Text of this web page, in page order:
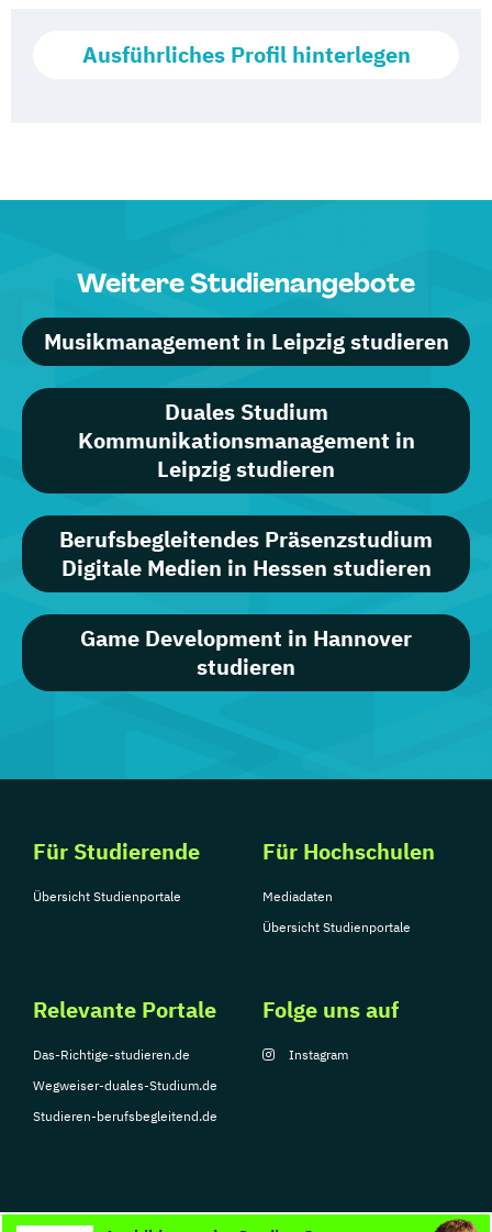
Ausführliches Profil hinterlegen
Weitere Studienangebote
Musikmanagement in Leipzig studieren
Duales Studium
Kommunikationsmanagement in
Leipzig studieren
Berufsbegleitendes Präsenzstudium
Digitale Medien in Hessen studieren
Game Development in Hannover
studieren
Für Studierende
Übersicht Studienportale
Für Hochschulen
Mediadaten
Übersicht Studienportale
Relevante Portale
Das-Richtige-studieren.de
Wegweiser-duales-Studium.de
Studieren-berufsbegleitend.de
Folge uns auf
Instagram